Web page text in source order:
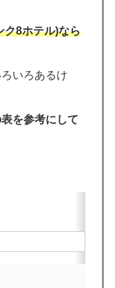
ク8ホテル)なら
いろあるけ
を参考にして